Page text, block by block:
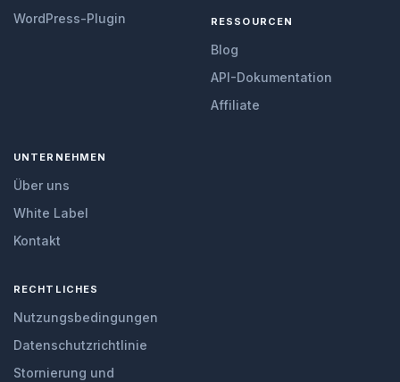
WordPress-Plugin
RESSOURCEN
Blog
API-Dokumentation
Affiliate
UNTERNEHMEN
Über uns
White Label
Kontakt
RECHTLICHES
Nutzungsbedingungen
Datenschutzrichtlinie
Stornierung und